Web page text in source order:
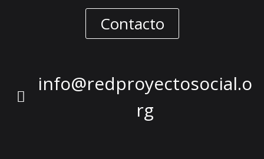
Contacto
info@redproyectosocial.o
rg